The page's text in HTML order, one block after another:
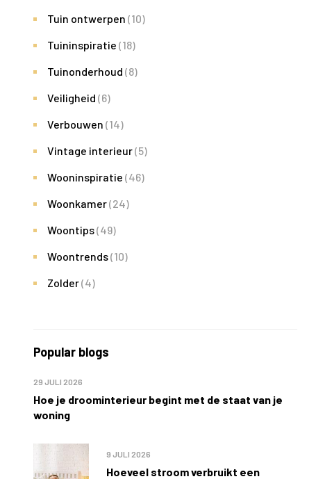
Tuin ontwerpen (10)
Tuininspiratie (18)
Tuinonderhoud (8)
Veiligheid (6)
Verbouwen (14)
Vintage interieur(5)
Wooninspiratie (46)
Woonkamer(24)
Woontips(49)
Woontrends(10)
Zolder(4)
Popular blogs
Hoe je droominterieur begint met de staat van je
woning
29 JULI 2026
Hoeveel stroom verbruikt een
9 JULI 2026